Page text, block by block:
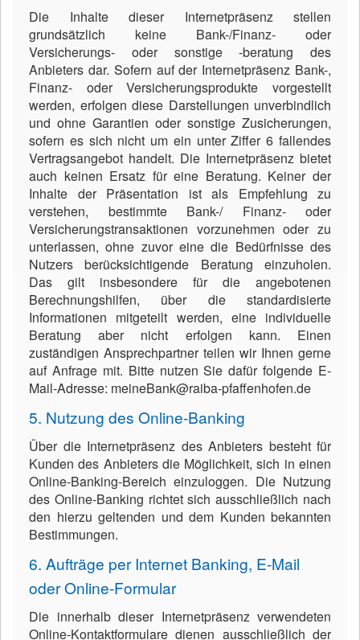
Die Inhalte dieser Internetpräsenz stellen
grundsätzlich keine Bank-/Finanz- oder
Versicherungs- oder sonstige -beratung des
Anbieters dar. Sofern auf der Internetpräsenz Bank-,
Finanz- oder Versicherungsprodukte vorgestellt
werden, erfolgen diese Darstellungen unverbindlich
und ohne Garantien oder sonstige Zusicherungen,
sofern es sich nicht um ein unter Ziffer 6 fallendes
Vertragsangebot handelt. Die Internetpräsenz bietet
auch keinen Ersatz für eine Beratung. Keiner der
Inhalte der Präsentation ist als Empfehlung zu
verstehen, bestimmte Bank-/ Finanz- oder
Versicherungstransaktionen vorzunehmen oder zu
unterlassen, ohne zuvor eine die Bedürfnisse des
Nutzers berücksichtigende Beratung einzuholen.
Das gilt insbesondere für die angebotenen
Berechnungshilfen, über die standardisierte
Informationen mitgeteilt werden, eine individuelle
Beratung aber nicht erfolgen kann. Einen
zuständigen Ansprechpartner teilen wir Ihnen gerne
auf Anfrage mit. Bitte nutzen Sie dafür folgende E-
Mail-Adresse: meineBank@raiba-pfaffenhofen.de
5. Nutzung des Online-Banking
Über die Internetpräsenz des Anbieters besteht für
Kunden des Anbieters die Möglichkeit, sich in einen
Online-Banking-Bereich einzuloggen. Die Nutzung
des Online-Banking richtet sich ausschließlich nach
den hierzu geltenden und dem Kunden bekannten
Bestimmungen.
6. Aufträge per Internet Banking, E-Mail
oder Online-Formular
Die innerhalb dieser Internetpräsenz verwendeten
Online-Kontaktformulare dienen ausschließlich der